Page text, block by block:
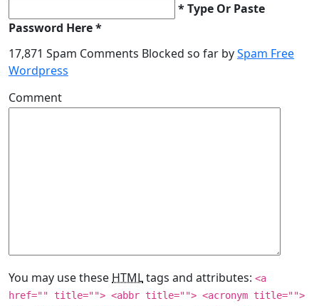
* Type Or Paste
Password Here *
17,871 Spam Comments Blocked so far bySpam Free
Wordpress
Comment
You may use these HTMLtags and attributes: <a
href="" title=""> <abbr title=""> <acronym title="">